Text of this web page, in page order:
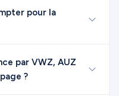
pour la
par VWZ, AUZ
?